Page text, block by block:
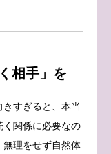
相手」を
すぎると、本当
く関係に必要なの
無理をせず自然体